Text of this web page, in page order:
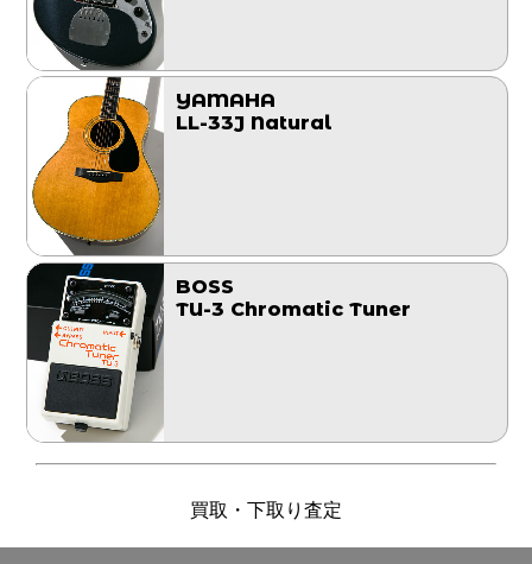
YAMAHA
LL-33J Natural
BOSS
TU-3 Chromatic Tuner
買取・下取り査定